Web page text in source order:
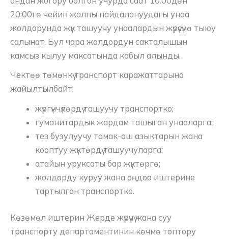
20:00гө чейин жалпы пайдалануудагы унаа
жолдорунда жүк ташуучу унаалардын жүрүүсүнө тыюу
салынат. Бул чара жолдордун сакталышын
камсыз кылуу максатында кабыл алынды.
Чектөө төмөнкү транспорт каражаттарына
жайылтылбайт:
жүргүнчүлөрдү ташуучу транспортко;
гуманитардык жардам ташыган унааларга;
тез бузулуучу тамак-аш азыктарын жана
кооптуу жүктөрдү ташуучуларга;
атайын уруксаты бар жүктөргө;
жолдорду куруу жана оңдоо иштерине
тартылган транспортко.
Көзөмөл иштерин Жерде жүрүүчү жана суу
транспорту департаментинин көчмө топтору